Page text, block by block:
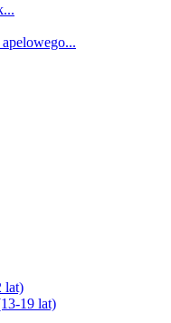
lat)
19 lat)